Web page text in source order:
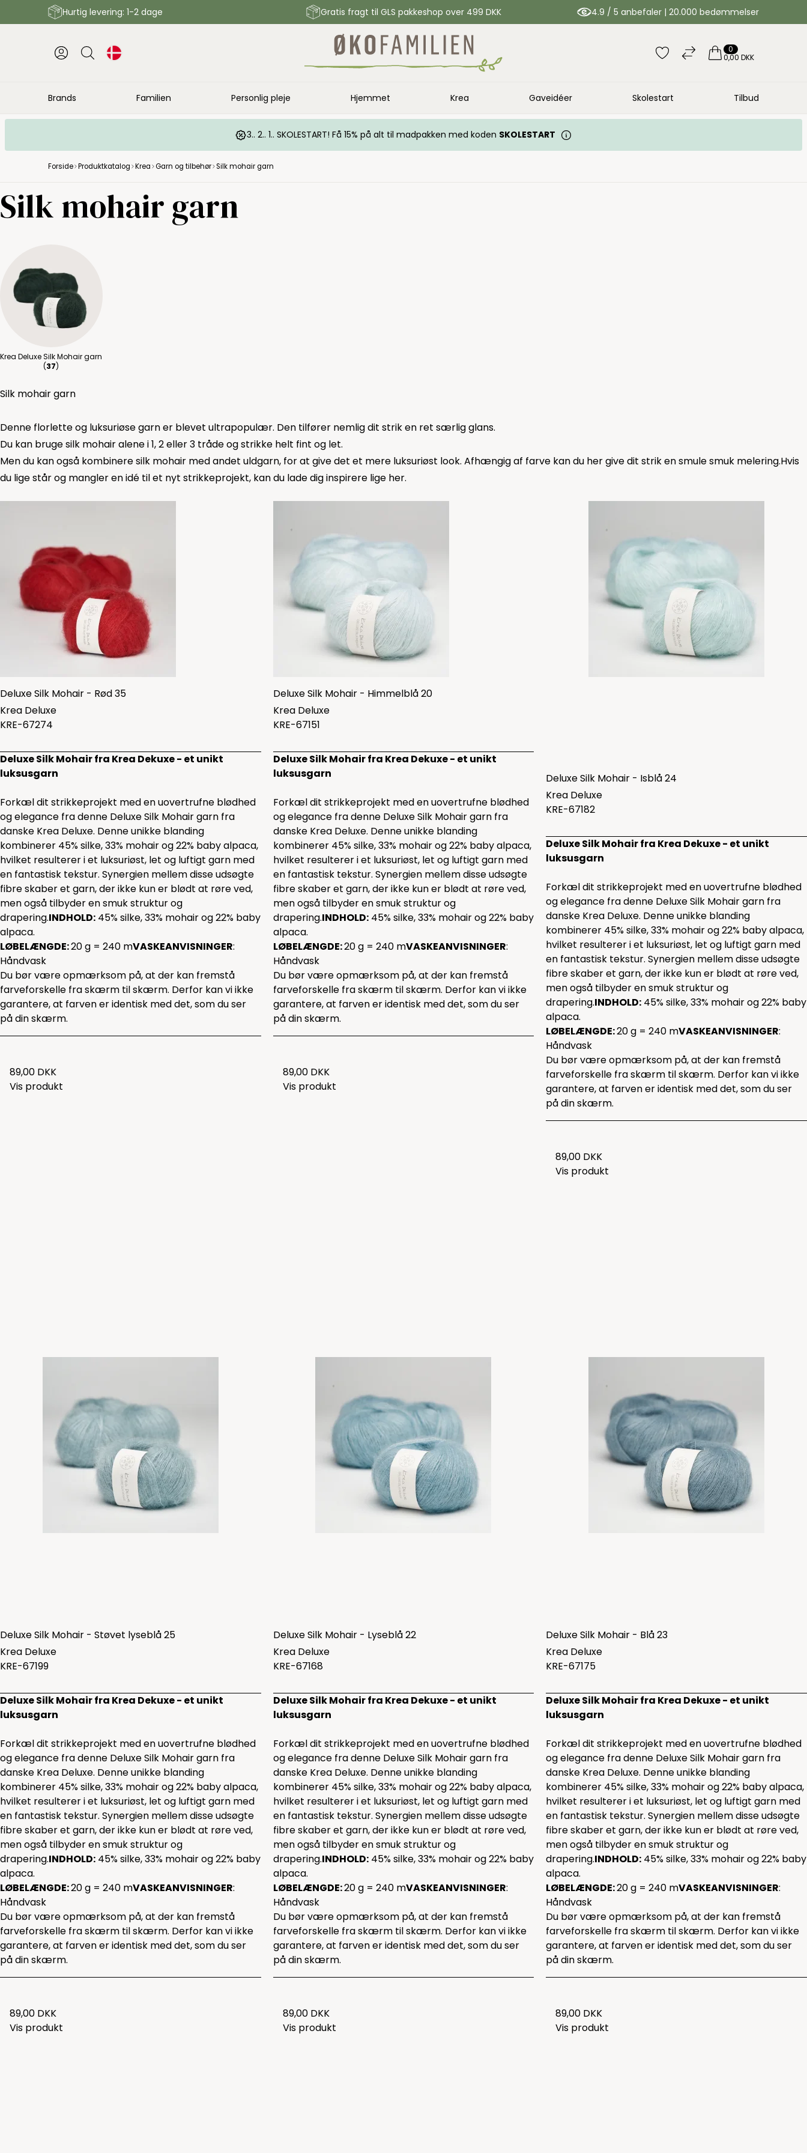
Hurtig levering: 1-2 dage Gratis fragt til GLS pakkeshop over 499 DKK 4.9 / 5 anbefaler | 20.000 bedømmelser
0
0,00 DKK
Brands Familien Personlig pleje Hjemmet Krea Gaveidéer Skolestart Tilbud
3.. 2.. 1.. SKOLESTART! Få 15% på alt til madpakken med koden SKOLESTART
Forside Produktkatalog Krea Garn og tilbehør Silk mohair garn
Silk mohair garn
Krea Deluxe Silk Mohair garn
(37)
Silk mohair garn
Denne florlette og luksuriøse garn er blevet ultrapopulær. Den tilfører nemlig dit strik en ret særlig glans.
Du kan bruge silk mohair alene i 1, 2 eller 3 tråde og strikke helt fint og let.
Men du kan også kombinere silk mohair med andet uldgarn, for at give det et mere luksuriøst look. Afhængig af farve kan du her give dit strik en smule smuk melering.Hvis
du lige står og mangler en idé til et nyt strikkeprojekt, kan du lade dig inspirere lige her.
Deluxe Silk Mohair - Rød 35
Krea Deluxe
KRE-67274
Deluxe Silk Mohair fra Krea Dekuxe - et unikt
luksusgarn
Forkæl dit strikkeprojekt med en uovertrufne blødhed
og elegance fra denne Deluxe Silk Mohair garn fra
danske Krea Deluxe. Denne unikke blanding
kombinerer 45% silke, 33% mohair og 22% baby alpaca,
hvilket resulterer i et luksuriøst, let og luftigt garn med
en fantastisk tekstur. Synergien mellem disse udsøgte
fibre skaber et garn, der ikke kun er blødt at røre ved,
men også tilbyder en smuk struktur og
drapering.INDHOLD: 45% silke, 33% mohair og 22% baby
alpaca.
LØBELÆNGDE:20 g = 240 mVASKEANVISNINGER:
Håndvask
Du bør være opmærksom på, at der kan fremstå
farveforskelle fra skærm til skærm. Derfor kan vi ikke
garantere, at farven er identisk med det, som du ser
på din skærm.
89,00 DKK
Vis produkt
Deluxe Silk Mohair - Himmelblå 20
Krea Deluxe
KRE-67151
Deluxe Silk Mohair fra Krea Dekuxe - et unikt
luksusgarn
Forkæl dit strikkeprojekt med en uovertrufne blødhed
og elegance fra denne Deluxe Silk Mohair garn fra
danske Krea Deluxe. Denne unikke blanding
kombinerer 45% silke, 33% mohair og 22% baby alpaca,
hvilket resulterer i et luksuriøst, let og luftigt garn med
en fantastisk tekstur. Synergien mellem disse udsøgte
fibre skaber et garn, der ikke kun er blødt at røre ved,
men også tilbyder en smuk struktur og
drapering.INDHOLD:45% silke, 33% mohair og 22% baby
alpaca.
LØBELÆNGDE:20 g = 240 mVASKEANVISNINGER:
Håndvask
Du bør være opmærksom på, at der kan fremstå
farveforskelle fra skærm til skærm. Derfor kan vi ikke
garantere, at farven er identisk med det, som du ser
på din skærm.
89,00 DKK
Vis produkt
Deluxe Silk Mohair - Isblå 24
Krea Deluxe
KRE-67182
Deluxe Silk Mohair fra Krea Dekuxe - et unikt
luksusgarn
Forkæl dit strikkeprojekt med en uovertrufne blødhed
og elegance fra denne Deluxe Silk Mohair garn fra
danske Krea Deluxe. Denne unikke blanding
kombinerer 45% silke, 33% mohair og 22% baby alpaca,
hvilket resulterer i et luksuriøst, let og luftigt garn med
en fantastisk tekstur. Synergien mellem disse udsøgte
fibre skaber et garn, der ikke kun er blødt at røre ved,
men også tilbyder en smuk struktur og
drapering.INDHOLD: 45% silke, 33% mohair og 22% baby
alpaca.
LØBELÆNGDE:20 g = 240 mVASKEANVISNINGER:
Håndvask
Du bør være opmærksom på, at der kan fremstå
farveforskelle fra skærm til skærm. Derfor kan vi ikke
garantere, at farven er identisk med det, som du ser
på din skærm.
89,00 DKK
Vis produkt
Deluxe Silk Mohair - Støvet lyseblå 25
Krea Deluxe
KRE-67199
Deluxe Silk Mohair fra Krea Dekuxe - et unikt
luksusgarn
Forkæl dit strikkeprojekt med en uovertrufne blødhed
og elegance fra denne Deluxe Silk Mohair garn fra
danske Krea Deluxe. Denne unikke blanding
kombinerer 45% silke, 33% mohair og 22% baby alpaca,
hvilket resulterer i et luksuriøst, let og luftigt garn med
en fantastisk tekstur. Synergien mellem disse udsøgte
fibre skaber et garn, der ikke kun er blødt at røre ved,
men også tilbyder en smuk struktur og
drapering.INDHOLD: 45% silke, 33% mohair og 22% baby
alpaca.
LØBELÆNGDE:20 g = 240 mVASKEANVISNINGER:
Håndvask
Du bør være opmærksom på, at der kan fremstå
farveforskelle fra skærm til skærm. Derfor kan vi ikke
garantere, at farven er identisk med det, som du ser
på din skærm.
89,00 DKK
Vis produkt
Deluxe Silk Mohair - Lyseblå 22
Krea Deluxe
KRE-67168
Deluxe Silk Mohair fra Krea Dekuxe - et unikt
luksusgarn
Forkæl dit strikkeprojekt med en uovertrufne blødhed
og elegance fra denne Deluxe Silk Mohair garn fra
danske Krea Deluxe. Denne unikke blanding
kombinerer 45% silke, 33% mohair og 22% baby alpaca,
hvilket resulterer i et luksuriøst, let og luftigt garn med
en fantastisk tekstur. Synergien mellem disse udsøgte
fibre skaber et garn, der ikke kun er blødt at røre ved,
men også tilbyder en smuk struktur og
drapering.INDHOLD:45% silke, 33% mohair og 22% baby
alpaca.
LØBELÆNGDE:20 g = 240 mVASKEANVISNINGER:
Håndvask
Du bør være opmærksom på, at der kan fremstå
farveforskelle fra skærm til skærm. Derfor kan vi ikke
garantere, at farven er identisk med det, som du ser
på din skærm.
89,00 DKK
Vis produkt
Deluxe Silk Mohair - Blå 23
Krea Deluxe
KRE-67175
Deluxe Silk Mohair fra Krea Dekuxe - et unikt
luksusgarn
Forkæl dit strikkeprojekt med en uovertrufne blødhed
og elegance fra denne Deluxe Silk Mohair garn fra
danske Krea Deluxe. Denne unikke blanding
kombinerer 45% silke, 33% mohair og 22% baby alpaca,
hvilket resulterer i et luksuriøst, let og luftigt garn med
en fantastisk tekstur. Synergien mellem disse udsøgte
fibre skaber et garn, der ikke kun er blødt at røre ved,
men også tilbyder en smuk struktur og
drapering.INDHOLD: 45% silke, 33% mohair og 22% baby
alpaca.
LØBELÆNGDE:20 g = 240 mVASKEANVISNINGER:
Håndvask
Du bør være opmærksom på, at der kan fremstå
farveforskelle fra skærm til skærm. Derfor kan vi ikke
garantere, at farven er identisk med det, som du ser
på din skærm.
89,00 DKK
Vis produkt